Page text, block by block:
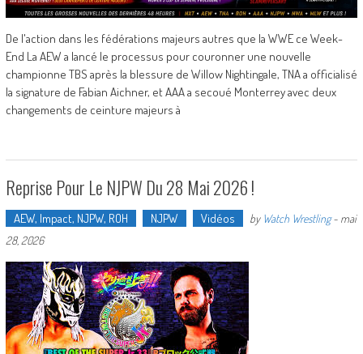
De l'action dans les fédérations majeurs autres que la WWE ce Week-
End La AEW a lancé le processus pour couronner une nouvelle
championne TBS après la blessure de Willow Nightingale, TNA a officialisé
la signature de Fabian Aichner, et AAA a secoué Monterrey avec deux
changements de ceinture majeurs à
Reprise Pour Le NJPW Du 28 Mai 2026 !
AEW, Impact, NJPW, ROH NJPW Vidéos by Watch Wrestling- mai
28, 2026